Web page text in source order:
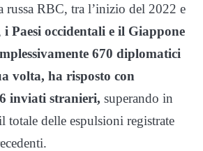
russa RBC, tra l’inizio del 2022 e
i Paesi occidentali e il Giappone
670 diplomatici
volta, ha risposto con
inviati stranieri, superando in
totale delle espulsioni registrate